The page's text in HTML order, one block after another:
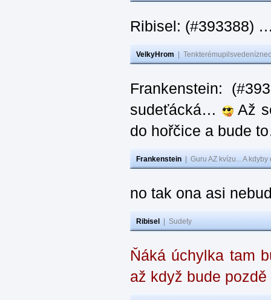
Ribisel: (#393388)
VelkyHrom
Frankenstein:
sudeťácká…
Až
do hořčice a bude
Frankenstein Guru AZ kvízu... A
no tak ona asi
Ribisel Sudety
Ňáká úchylka tam
až když bude pozdě